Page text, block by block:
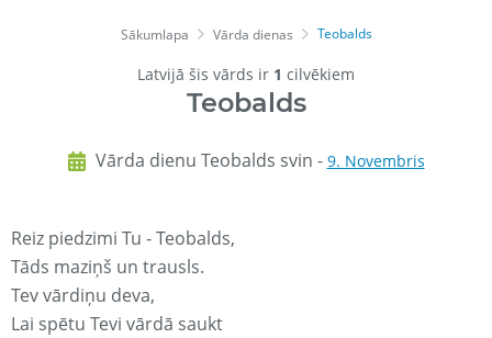
Sākumlapa Vārda dienas Teobalds
Latvijā šis vārds ir 1 cilvēkiem
Teobalds
Vārda dienu Teobalds svin - 9. Novembris
Reiz piedzimi Tu - Teobalds,
Tāds maziņš un trausls.
Tev vārdiņu deva,
Lai spētu Tevi vārdā saukt